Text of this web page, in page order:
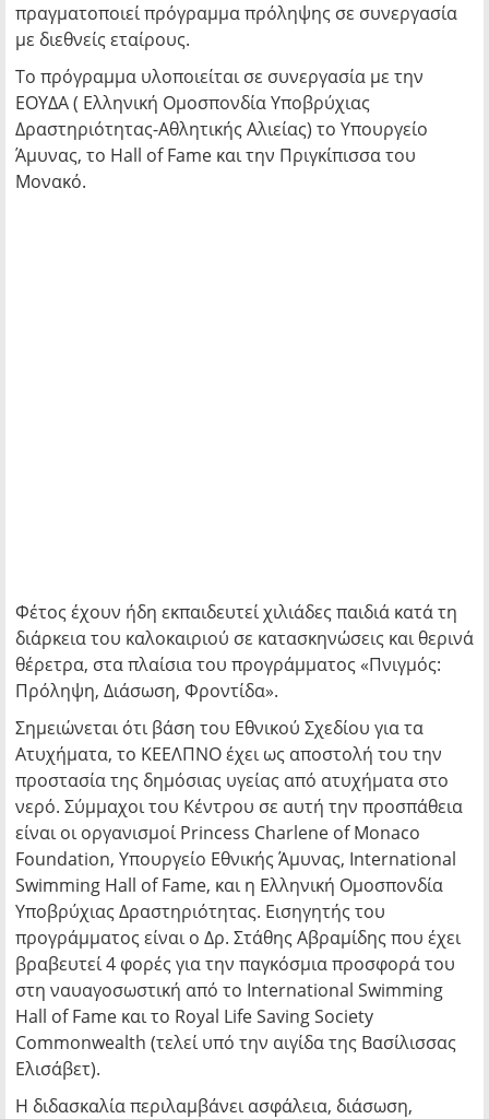
πραγματοποιεί πρόγραμμα πρόληψης σε συνεργασία
με διεθνείς εταίρους.
Το πρόγραμμα υλοποιείται σε συνεργασία με την
ΕΟΥΔΑ ( Ελληνική Ομοσπονδία Υποβρύχιας
Δραστηριότητας-Αθλητικής Αλιείας) το Υπουργείο
Άμυνας, το Hall of Fame και την Πριγκίπισσα του
Μονακό.
Φέτος έχουν ήδη εκπαιδευτεί χιλιάδες παιδιά κατά τη
διάρκεια του καλοκαιριού σε κατασκηνώσεις και θερινά
θέρετρα, στα πλαίσια του προγράμματος «Πνιγμός:
Πρόληψη, Διάσωση, Φροντίδα».
Σημειώνεται ότι βάση του Εθνικού Σχεδίου για τα
Ατυχήματα, το ΚΕΕΛΠΝΟ έχει ως αποστολή του την
προστασία της δημόσιας υγείας από ατυχήματα στο
νερό. Σύμμαχοι του Κέντρου σε αυτή την προσπάθεια
είναι οι οργανισμοί Princess Charlene of Monaco
Foundation, Υπουργείο Εθνικής Άμυνας, International
Swimming Hall of Fame, και η Ελληνική Ομοσπονδία
Υποβρύχιας Δραστηριότητας. Εισηγητής του
προγράμματος είναι ο Δρ. Στάθης Αβραμίδης που έχει
βραβευτεί 4 φορές για την παγκόσμια προσφορά του
στη ναυαγοσωστική από το International Swimming
Hall of Fame και το Royal Life Saving Society
Commonwealth (τελεί υπό την αιγίδα της Βασίλισσας
Ελισάβετ).
Η διδασκαλία περιλαμβάνει ασφάλεια, διάσωση,